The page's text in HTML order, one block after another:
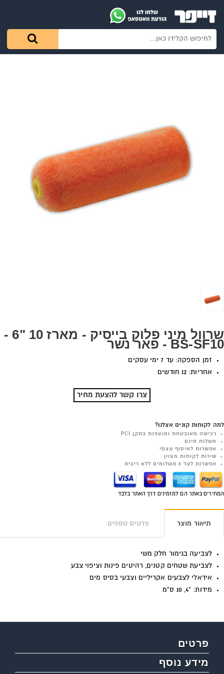
שרוול מיני פלוק בייסיק - מארז 10 "6 -
BS-SF10 - פאר נשר
זמן הספקה: עד 7 ימי עסקים
אחריות: 12 חודשים
צרו קשר להצעת מחיר
למה לקוחות קונים אצלנו?
רכישה מאובטחת ומוצפנת בתקן PCI
משלוח חינם
אפשרות לאיסוף עצמי
שירות לקוחות מצוין
אפשרות לעד 6 תשלומים ללא ריבית
המחירים באתר הם למזמינים דרך האתר בלבד
תיאור מוצר פרטים נוספים
לצביעה בגימור חלק משי
לצביעת שטחים קטנים, רהיטים פינות וציפוי צבע
אידאלי לצבעים אקריליים וצבעי בסיס מים
מידות: "4, 10 ס"מ
פרטים
מידע נוסף